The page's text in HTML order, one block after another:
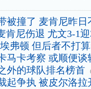
被撞了 麦肯尼昨日
肯尼伤退 尤文3-1
弗顿 但后者不打
马卡考察 或顺便谈
外的球队排名榜首
起争执 被皮尔洛拉